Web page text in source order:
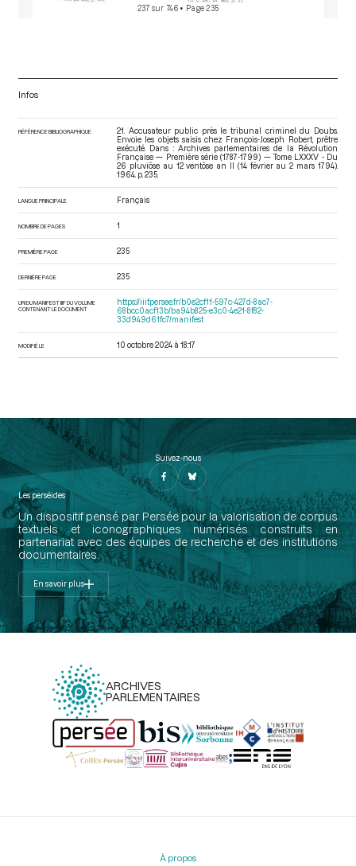
237 sur 746 • Page 235
Infos
RÉFÉRENCE BIBLIOGRAPHIQUE
21. Accusateur public près le tribunal criminel du Doubs.
Envoie les objets saisis chez François-Joseph Robert, prêtre
exécuté. Dans : Archives parlementaires de la Révolution
Française — Première série (1787-1799) — Tome LXXXV - Du
26 pluviôse au 12 ventôse an II (14 février au 2 mars 1794).
1964. p. 235.
LANGUE PRINCIPALE Français
NOMBRE DE PAGES 1
PREMIÈRE PAGE 235
DERNIÈRE PAGE 235
URI DU MANIFEST IIIF DU VOLUME
CONTENANT LE DOCUMENT
https://iiif.persee.fr/b0e2cf11-597c-427d-8ac7-
68bcc0acf13b/ba94b825-e3c0-4e21-8f82-
33d949d61fc7/manifest
MODIFIÉ LE 10 octobre 2024 à 18:17
Suivez-nous
Les perséides
Un dispositif pensé par Persée pour la valorisation de corpus
textuels et iconographiques numérisés construits en
partenariat avec des équipes de recherche et des institutions
documentaires.
En savoir plus
ARCHIVES
PARLEMENTAIRES
Menu
À propos